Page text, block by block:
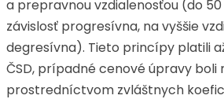
a prepravnou vzdialenosťou (do
závislosť progresívna, na vyššie
degresívna). Tieto princípy platili
ČSD, prípadné cenové úpravy boli
prostredníctvom zvláštnych